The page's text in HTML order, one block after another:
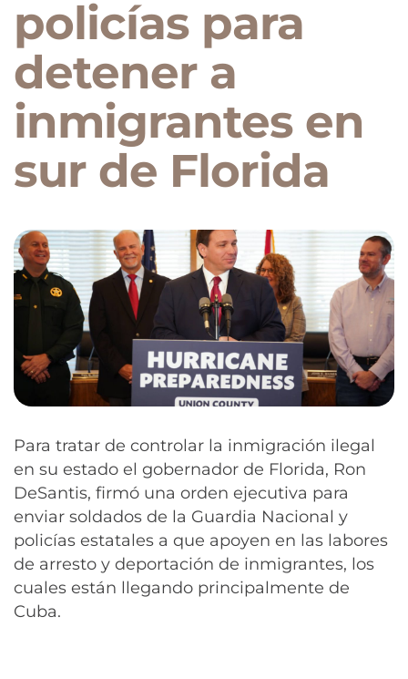
policías para
detener a
inmigrantes en
sur de Florida
Para tratar de controlar la inmigración ilegal
en su estado el gobernador de Florida, Ron
DeSantis, firmó una orden ejecutiva para
enviar soldados de la Guardia Nacional y
policías estatales a que apoyen en las labores
de arresto y deportación de inmigrantes, los
cuales están llegando principalmente de
Cuba.